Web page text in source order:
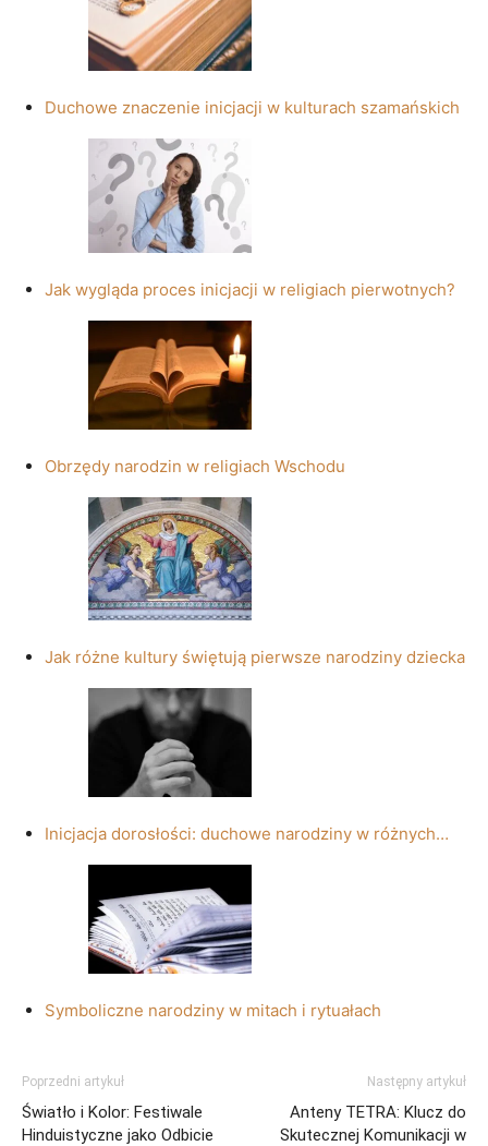
Duchowe znaczenie inicjacji w kulturach szamańskich
Jak wygląda proces inicjacji w religiach pierwotnych?
Obrzędy narodzin w religiach Wschodu
Jak różne kultury świętują pierwsze narodziny dziecka
Inicjacja dorosłości: duchowe narodziny w różnych…
Symboliczne narodziny w mitach i rytuałach
Poprzedni artykuł
Światło i Kolor: Festiwale
Hinduistyczne jako Odbicie
Następny artykuł
Anteny TETRA: Klucz do
Skutecznej Komunikacji w